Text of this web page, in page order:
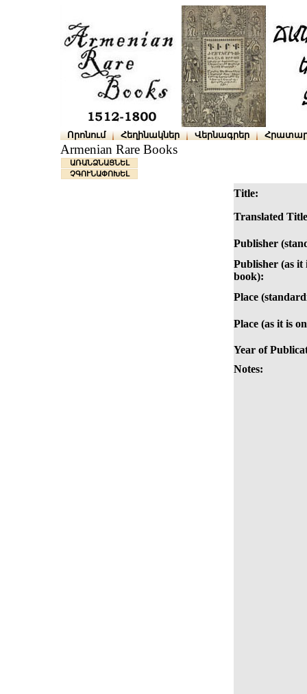
Որոնում Հեղինակներ Վերնագրեր
Armenian Rare Books
ԱՌԱՆՁՆԱՑՆԵԼ
ՉԳՈՒՆԱՓՈԽԵԼ
Title:
Translated
Publisher
Publisher (as it
book):
Place
Place (as it is
Year of
Notes: